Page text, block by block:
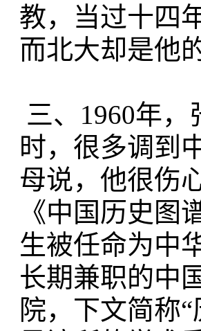
教，当过十四
而北大却是他
三、1960年
时，很多调到
母说，他很伤
《中国历史图
生被任命为中
长期兼职的中
院，下文简称